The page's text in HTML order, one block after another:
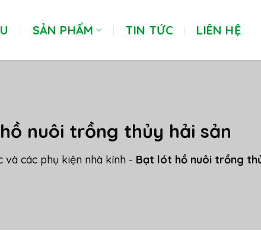
SẢN PHẨM TIN TỨC LIÊN HỆ
nuôi trồng thủy hải sản
và các phụ kiện nhà kính- Bạt lót hồ nuôi trồng